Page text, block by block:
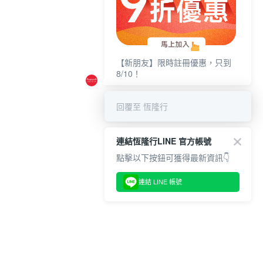
【新朋友】限時註冊優惠，只到
8/10！
回覆至 恆隆行
連結恆隆行LINE 官方帳號
點擊以下按鈕可獲得最新資訊👇
連結 LINE 帳號